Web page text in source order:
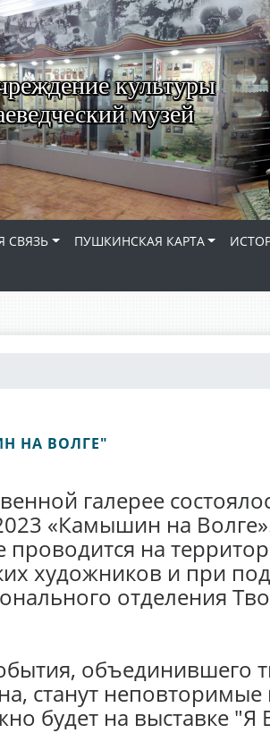
культуры
музей
СВЯЗЬ ПУШКИНСКАЯ КАРТА
НА ВОЛГЕ"
галерее
«Камышин на
на
художников и при
отделения
объединившего
станут неповторимые
будет на выставке